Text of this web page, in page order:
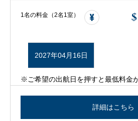
1名の料金（2名1室） $
2027年04月16日
※ご希望の出航日を押すと最低料金
詳細はこちら